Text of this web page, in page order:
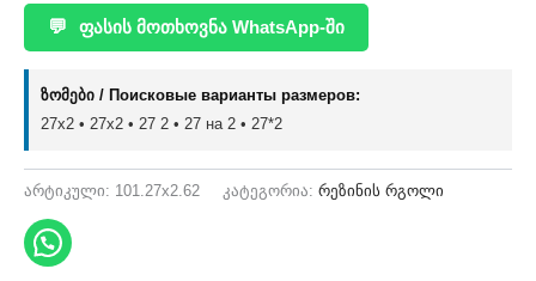
💬 ფასის მოთხოვნა WhatsApp-ში
ზომები / Поисковые варианты размеров:
27x2 • 27х2 • 27 2 • 27 на 2 • 27*2
არტიკული: 101.27x2.62 კატეგორია: რეზინის რგოლი